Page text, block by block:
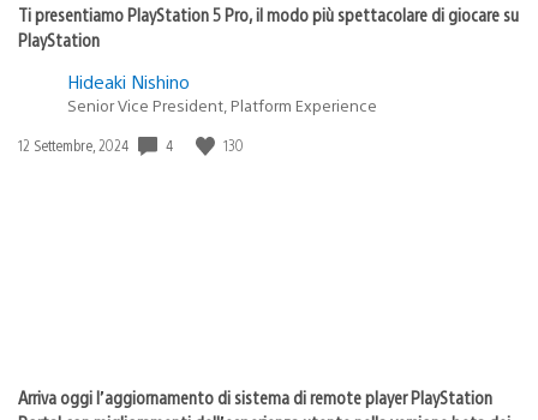
Ti presentiamo PlayStation 5 Pro, il modo più spettacolare di giocare su
PlayStation
Hideaki Nishino
Senior Vice President, Platform Experience
Data
12 Settembre, 2024 4 130
Arriva oggi l’aggiornamento di sistema di remote player PlayStation